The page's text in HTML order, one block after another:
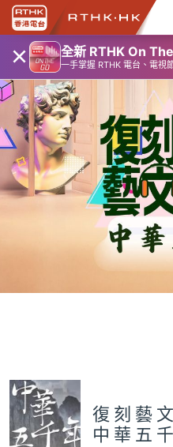
× 全新 RTHK On
一手掌握 RTHK 電台、電視
復刻藝
中華五